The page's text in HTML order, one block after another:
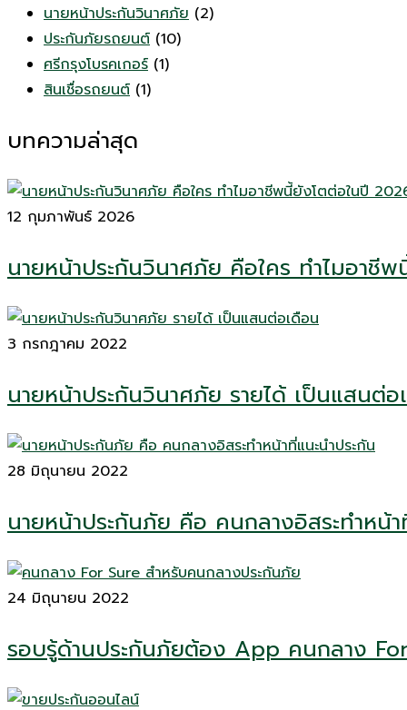
นายหน้าประกันวินาศภัย (2)
ประกันภัยรถยนต์ (10)
ศรีกรุงโบรคเกอร์ (1)
สินเชื่อรถยนต์ (1)
บทความล่าสุด
12 กุมภาพันธ์ 2026
นายหน้าประกันวินาศภัย คือใคร ทำไมอาชี
3 กรกฎาคม 2022
นายหน้าประกันวินาศภัย รายได้ เป็นแสน
28 มิถุนายน 2022
นายหน้าประกันภัย คือ คนกลางอิสระทำหน้า
24 มิถุนายน 2022
รอบรู้ด้านประกันภัยต้อง App คนกลาง